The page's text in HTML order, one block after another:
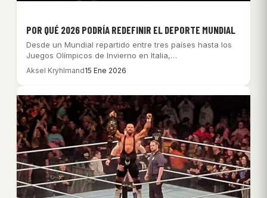
POR QUÉ 2026 PODRÍA REDEFINIR EL DEPORTE MUNDIAL
Desde un Mundial repartido entre tres países hasta los
Juegos Olímpicos de Invierno en Italia,…
Aksel Kryhlmand15 Ene 2026